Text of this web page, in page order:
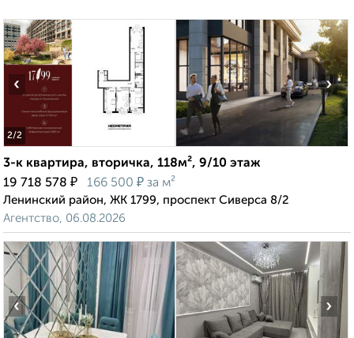
2/2
‹ ›
3-к квартира, вторичка, 118м², 9/10 этаж
19 718 578 ₽ 166 500 ₽ за м²
Ленинский район, ЖК 1799, проспект Сиверса 8/2
Агентство, 06.08.2026
‹ ›